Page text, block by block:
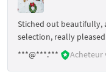
Stiched out beautifully,
selection, really
***@***.***
Acheteur